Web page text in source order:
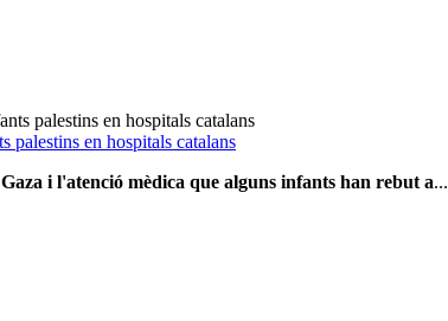
palestins en hospitals catalans
i l'atenció mèdica que alguns infants han rebut a...